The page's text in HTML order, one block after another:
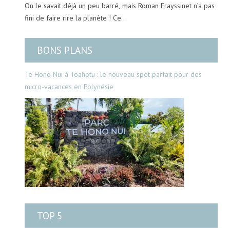
On le savait déjà un peu barré, mais Roman Frayssinet n’a pas
fini de faire rire la planète ! Ce…
BONS PLANS
Te Hono Nui à Toahotu : le nouveau spot parfait pour des
micro-vacances en Polynésie
TOP 5